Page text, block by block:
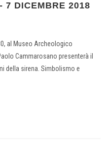
7 DICEMBRE 2018
al Museo Archeologico
Cammarosano presenterà il
della sirena. Simbolismo e